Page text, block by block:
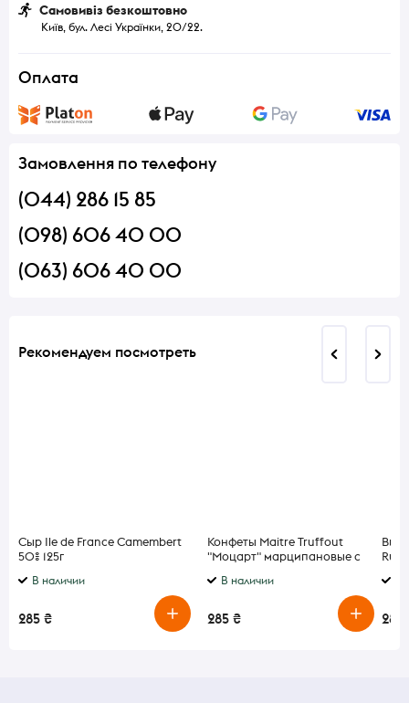
Самовивіз безкоштовно
Київ, бул. Лесі Українки, 20/22.
Оплата
Замовлення по телефону
(044) 286 15 85
(098) 606 40 00
(063) 606 40 00
Рекомендуем посмотреть
Сыр Ile de France Camembert
50% 125г
В наличии
285 ₴
Конфеты Maitre Truffout
"Моцарт" марципановые с
В наличии
285 ₴ 285